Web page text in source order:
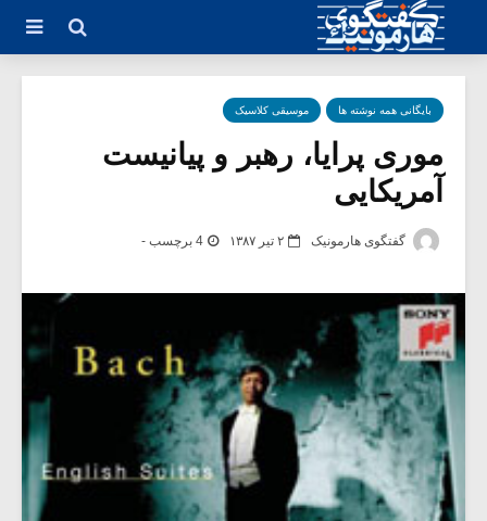
بایگانی همه نوشته ها موسیقی کلاسیک
موری پرایا، رهبر و پیانیست
آمریکایی
گفتگوی هارمونیک ۲ تیر ۱۳۸۷ 4 برچسب -